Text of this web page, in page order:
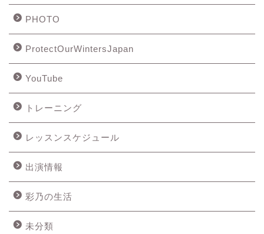
PHOTO
ProtectOurWintersJapan
YouTube
トレーニング
レッスンスケジュール
出演情報
彩乃の生活
未分類